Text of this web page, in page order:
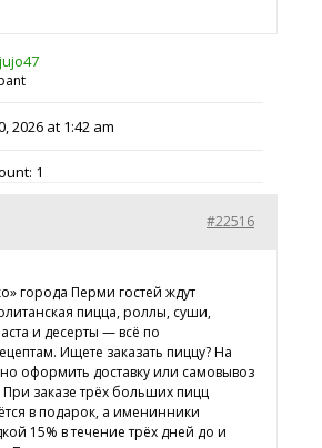
2026 at 1:42 am
1
#22516
города Перми гостей ждут
пицца, роллы, суши,
и десерты — всё по
Ищете заказать пиццу? На
оформить доставку или самовывоз
При заказе трёх больших пицц
в подарок, а именинники
15% в течение трёх дней до и